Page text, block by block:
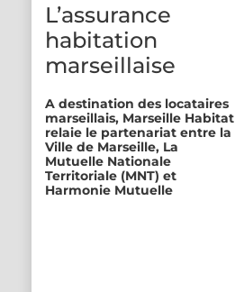
L’assurance
habitation
marseillaise
A destination des locataires
marseillais, Marseille Habitat
relaie le partenariat entre la
Ville de Marseille, La
Mutuelle Nationale
Territoriale (MNT) et
Harmonie Mutuelle